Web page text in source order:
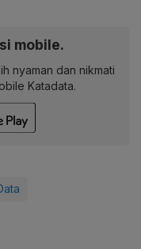
mobile.
nyaman dan nikmati
Katadata.